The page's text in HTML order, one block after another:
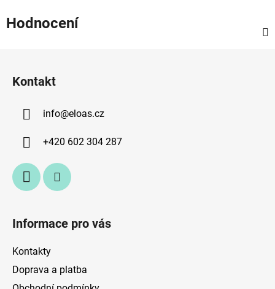
Hodnocení
Kontakt
info@eloas.cz
+420 602 304 287
Informace pro vás
Kontakty
Doprava a platba